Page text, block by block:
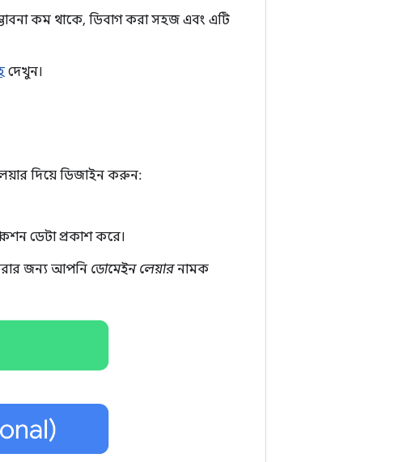
কম থাকে, ডিবাগ করা সহজ এবং এটি
দেখুন।
দিয়ে ডিজাইন করুন:
ডেটা প্রকাশ করে।
জন্য আপনি ডোমেইন লেয়ারনামক